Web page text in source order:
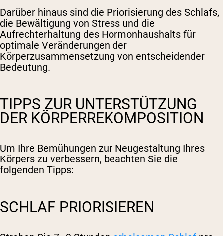
Darüber hinaus sind die Priorisierung des Schlafs,
die Bewältigung von Stress und die
Aufrechterhaltung des Hormonhaushalts für
optimale Veränderungen der
Körperzusammensetzung von entscheidender
Bedeutung.
TIPPS ZUR UNTERSTÜTZUNG
DER KÖRPERREKOMPOSITION
Um Ihre Bemühungen zur Neugestaltung Ihres
Körpers zu verbessern, beachten Sie die
folgenden Tipps:
SCHLAF PRIORISIEREN